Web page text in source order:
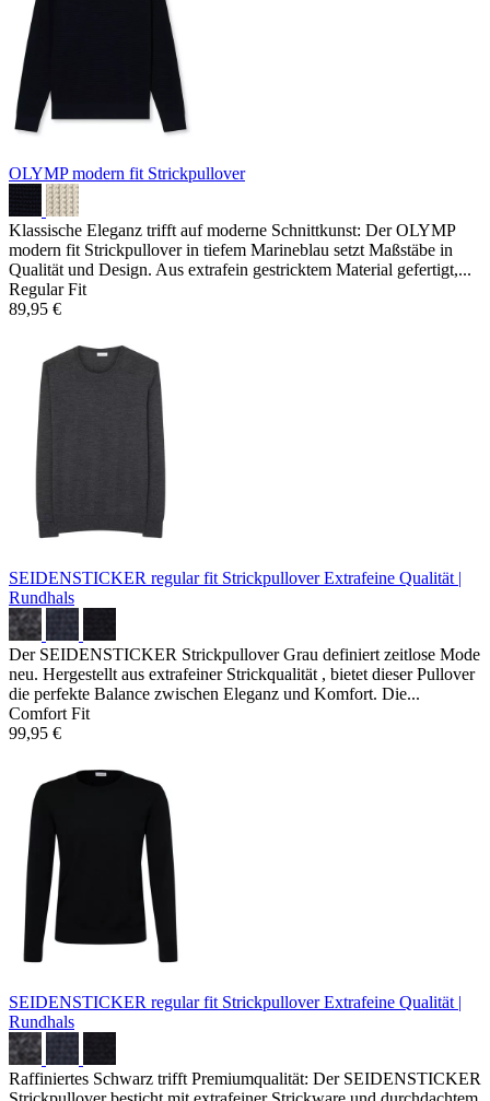
OLYMP modern fit Strickpullover
Klassische Eleganz trifft auf moderne Schnittkunst: Der OLYMP
modern fit Strickpullover in tiefem Marineblau setzt Maßstäbe in
Qualität und Design. Aus extrafein gestricktem Material gefertigt,...
Regular Fit
89,95 €
SEIDENSTICKER regular fit StrickpulloverExtrafeine Qualität |
Rundhals
Der SEIDENSTICKER Strickpullover Grau definiert zeitlose Mode
neu. Hergestellt aus extrafeiner Strickqualität , bietet dieser Pullover
die perfekte Balance zwischen Eleganz und Komfort. Die...
Comfort Fit
99,95 €
SEIDENSTICKER regular fit StrickpulloverExtrafeine Qualität |
Rundhals
Raffiniertes Schwarz trifft Premiumqualität: Der SEIDENSTICKER